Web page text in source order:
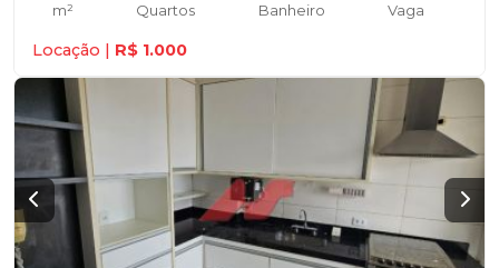
m²
Quartos
Banheiro
Vaga
Locação | R$ 1.000